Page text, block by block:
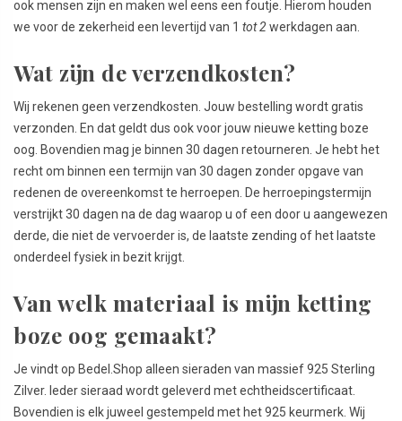
ook mensen zijn en maken wel eens een foutje. Hierom houden
we voor de zekerheid een levertijd van 1 tot 2werkdagen aan.
Wat zijn de verzendkosten?
Wij rekenen geen verzendkosten. Jouw bestelling wordt gratis
verzonden. En dat geldt dus ook voor jouw nieuwe ketting boze
oog. Bovendien mag je binnen 30 dagen retourneren. Je hebt het
recht om binnen een termijn van 30 dagen zonder opgave van
redenen de overeenkomst te herroepen. De herroepingstermijn
verstrijkt 30 dagen na de dag waarop u of een door u aangewezen
derde, die niet de vervoerder is, de laatste zending of het laatste
onderdeel fysiek in bezit krijgt.
Van welk materiaal is mijn ketting
boze oog gemaakt?
Je vindt op Bedel.Shop alleen sieraden van massief 925 Sterling
Zilver. Ieder sieraad wordt geleverd met echtheidscertificaat.
Bovendien is elk juweel gestempeld met het 925 keurmerk. Wij